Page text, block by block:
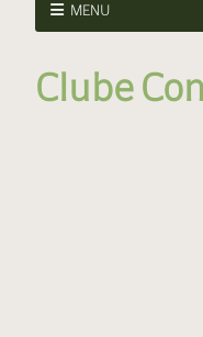
MENU
Clube